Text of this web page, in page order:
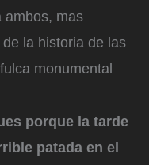
ambos, mas
la historia de las
monumental
porque la tarde
patada en el